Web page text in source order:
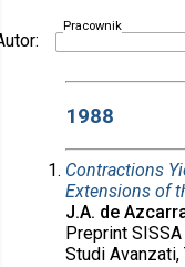
Pracownik
1988
Contractions
Extensions of
J.A. de
Preprint
Studi